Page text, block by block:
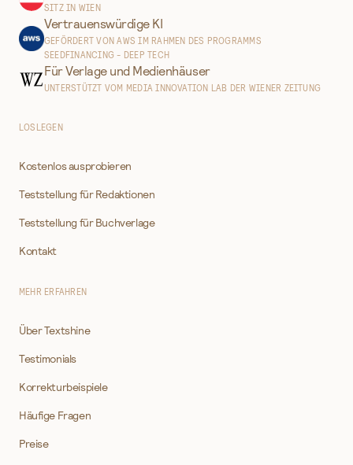
SITZ IN WIEN
Vertrauenswürdige KI
GEFÖRDERT VON AWS IM RAHMEN DES PROGRAMMS
SEEDFINANCING - DEEP TECH
Für Verlage und Medienhäuser
UNTERSTÜTZT VOM MEDIA INNOVATION LAB DER WIENER ZEITUNG
LOSLEGEN
Kostenlos ausprobieren
Teststellung für Redaktionen
Teststellung für Buchverlage
Kontakt
MEHR ERFAHREN
Über Textshine
Testimonials
Korrekturbeispiele
Häufige Fragen
Preise